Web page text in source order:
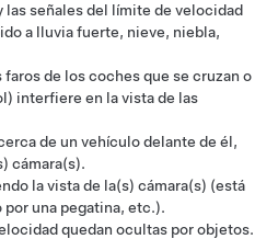
las señales del límite de velocidad
a lluvia fuerte, nieve, niebla,
de los coches que se cruzan o
interfiere en la vista de las
de un vehículo delante de él,
cámara(s).
la vista de la(s) cámara(s) (está
una pegatina, etc.).
quedan ocultas por objetos.